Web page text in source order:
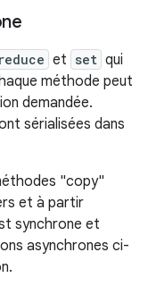
reduce et set qui
méthode peut
demandée.
sérialisées dans
"copy"
et à partir
synchrone et
asynchrones ci-